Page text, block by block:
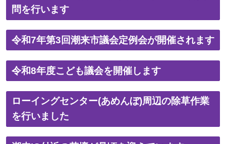
問を行います
令和7年第3回潮来市議会定例会が開催されます
令和8年度こども議会を開催します
ローイングセンター(あめんぼ)周辺の除草作業
を行いました